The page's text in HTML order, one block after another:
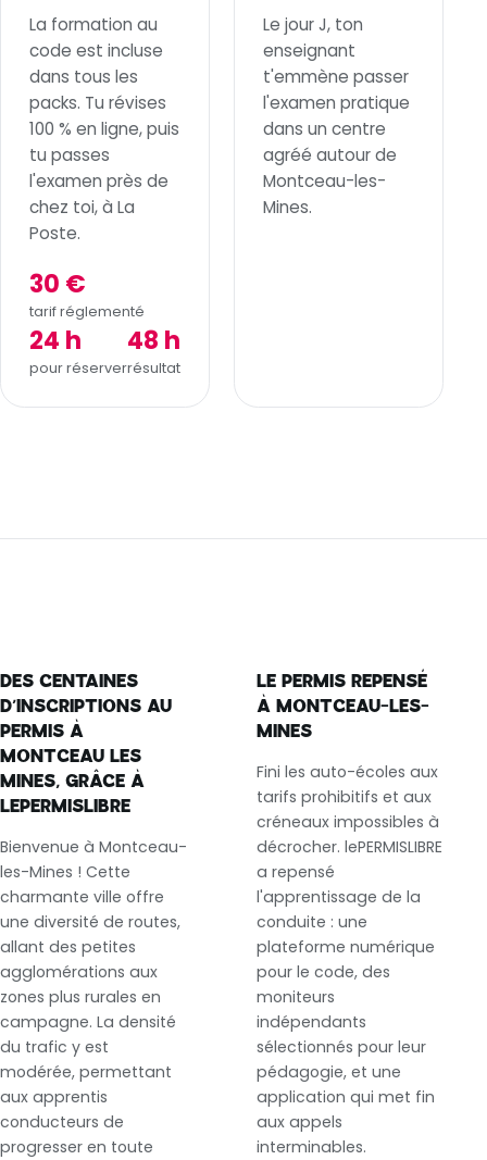
La formation au
code est incluse
dans tous les
packs. Tu révises
100 % en ligne, puis
tu passes
l'examen près de
chez toi, à La
Poste.
30 €
tarif réglementé
24 h
pour réserver
48 h
résultat
Le jour J, ton
enseignant
t'emmène passer
l'examen pratique
dans un centre
agréé autour de
Montceau-les-
Mines.
DES CENTAINES
D’INSCRIPTIONS AU
PERMIS À
MONTCEAU LES
MINES, GRÂCE À
LEPERMISLIBRE
Bienvenue à Montceau-
les-Mines ! Cette
charmante ville offre
une diversité de routes,
allant des petites
agglomérations aux
zones plus rurales en
campagne. La densité
du trafic y est
modérée, permettant
aux apprentis
conducteurs de
progresser en toute
LE PERMIS REPENSÉ
À MONTCEAU-LES-
MINES
Fini les auto-écoles aux
tarifs prohibitifs et aux
créneaux impossibles à
décrocher. lePERMISLIBRE
a repensé
l'apprentissage de la
conduite : une
plateforme numérique
pour le code, des
moniteurs
indépendants
sélectionnés pour leur
pédagogie, et une
application qui met fin
aux appels
interminables.